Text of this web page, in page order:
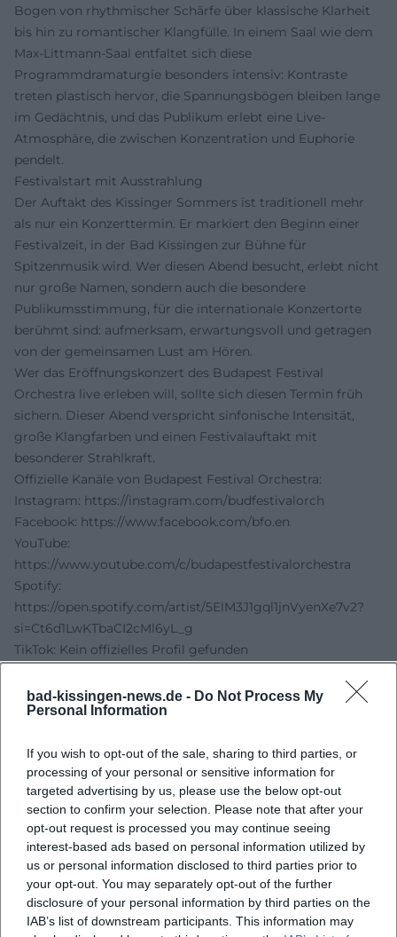
bad-kissingen-news.de - Do Not Process My
Personal Information
If you wish to opt-out of the sale, sharing to third parties, or
processing of your personal or sensitive information for
targeted advertising by us, please use the below opt-out
section to confirm your selection. Please note that after your
opt-out request is processed you may continue seeing
interest-based ads based on personal information utilized by
us or personal information disclosed to third parties prior to
your opt-out. You may separately opt-out of the further
disclosure of your personal information by third parties on the
IAB’s list of downstream participants. This information may
Bogen von rhythmischer Schärfe über klassische Klarheit
bis hin zu romantischer Klangfülle. In einem Saal wie dem
Max-Littmann-Saal entfaltet sich diese
Programmdramaturgie besonders intensiv: Kontraste
treten plastisch hervor, die Spannungsbögen bleiben lange
im Gedächtnis, und das Publikum erlebt eine Live-
Atmosphäre, die zwischen Konzentration und Euphorie
pendelt.
Festivalstart mit Ausstrahlung
Der Auftakt des Kissinger Sommers ist traditionell mehr
als nur ein Konzerttermin. Er markiert den Beginn einer
Festivalzeit, in der Bad Kissingen zur Bühne für
Spitzenmusik wird. Wer diesen Abend besucht, erlebt nicht
nur große Namen, sondern auch die besondere
Publikumsstimmung, für die internationale Konzertorte
berühmt sind: aufmerksam, erwartungsvoll und getragen
von der gemeinsamen Lust am Hören.
Wer das Eröffnungskonzert des Budapest Festival
Orchestra live erleben will, sollte sich diesen Termin früh
sichern. Dieser Abend verspricht sinfonische Intensität,
große Klangfarben und einen Festivalauftakt mit
besonderer Strahlkraft.
Offizielle Kanäle von Budapest Festival Orchestra:
Instagram: https://instagram.com/budfestivalorch
Facebook: https://www.facebook.com/bfo.en
YouTube:
https://www.youtube.com/c/budapestfestivalorchestra
Spotify:
https://open.spotify.com/artist/5ElM3J1gql1jnVyenXe7v2?
si=Ct6d1LwKTbaCI2cMl6yL_g
TikTok: Kein offizielles Profil gefunden
Kissinger Sommer - Package A1
Kissinger Sommer - Concerts 2026
Kissinger Sommer - Accessibility
Budapest Festival Orchestra - Official Website
Budapest Festival Orchestra - Linktree